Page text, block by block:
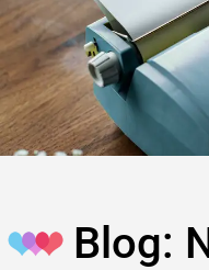
Blog: